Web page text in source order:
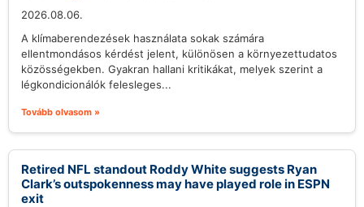
2026.08.06.
A klímaberendezések használata sokak számára
ellentmondásos kérdést jelent, különösen a környezettudatos
közösségekben. Gyakran hallani kritikákat, melyek szerint a
légkondicionálók felesleges...
Tovább olvasom »
Retired NFL standout Roddy White suggests Ryan
Clark’s outspokenness may have played role in ESPN
exit